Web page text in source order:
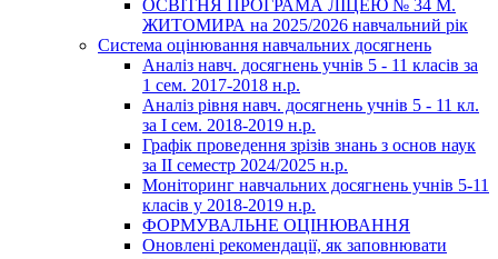
ОСВІТНЯ ПРОГРАМА ЛІЦЕЮ № 34 М.
ЖИТОМИРА на 2025/2026 навчальний рік
Система оцінювання навчальних досягнень
Аналіз навч. досягнень учнів 5 - 11 класів за
1 сем. 2017-2018 н.р.
Аналіз рівня навч. досягнень учнів 5 - 11 кл.
за І сем. 2018-2019 н.р.
Графік проведення зрізів знань з основ наук
за ІІ семестр 2024/2025 н.р.
Моніторинг навчальних досягнень учнів 5-11
класів у 2018-2019 н.р.
ФОРМУВАЛЬНЕ ОЦІНЮВАННЯ
Оновлені рекомендації, як заповнювати